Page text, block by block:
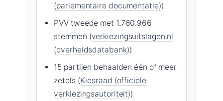
(parlementaire documentatie))
PVV tweede met 1.760.966
stemmen (verkiezingsuitslagen.nl
(overheidsdatabank))
15 partijen behaalden één of meer
zetels (Kiesraad (officiële
verkiezingsautoriteit))